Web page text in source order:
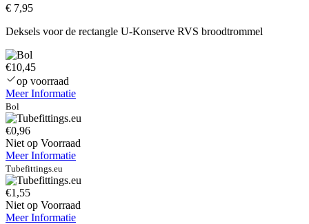
€ 7,95
Deksels voor de rectangle U-Konserve RVS broodtrommel
€10,45
op voorraad
Meer Informatie
Bol
€0,96
Niet op Voorraad
Meer Informatie
Tubefittings.eu
€1,55
Niet op Voorraad
Meer Informatie